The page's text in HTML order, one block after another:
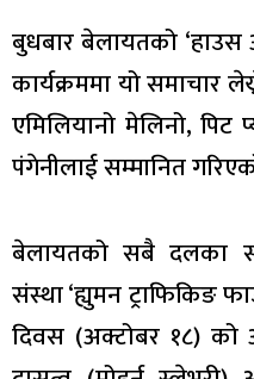
बुधबार बेलायतको
कार्यक्रममा यो समाचार
एमिलियानो मेलिनो, पिट
पंगेनीलाई सम्मानित
बेलायतको सबै दलका
संस्था ‘ह्युमन ट्राफिकिङ
दिवस (अक्टोबर १८)